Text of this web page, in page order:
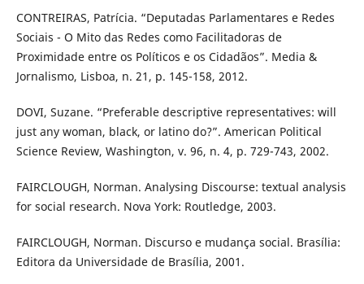
CONTREIRAS, Patrícia. “Deputadas Parlamentares e Redes
Sociais - O Mito das Redes como Facilitadoras de
Proximidade entre os Políticos e os Cidadãos”. Media &
Jornalismo, Lisboa, n. 21, p. 145-158, 2012.
DOVI, Suzane. “Preferable descriptive representatives: will
just any woman, black, or latino do?”. American Political
Science Review, Washington, v. 96, n. 4, p. 729-743, 2002.
FAIRCLOUGH, Norman. Analysing Discourse: textual analysis
for social research. Nova York: Routledge, 2003.
FAIRCLOUGH, Norman. Discurso e mudança social. Brasília:
Editora da Universidade de Brasília, 2001.